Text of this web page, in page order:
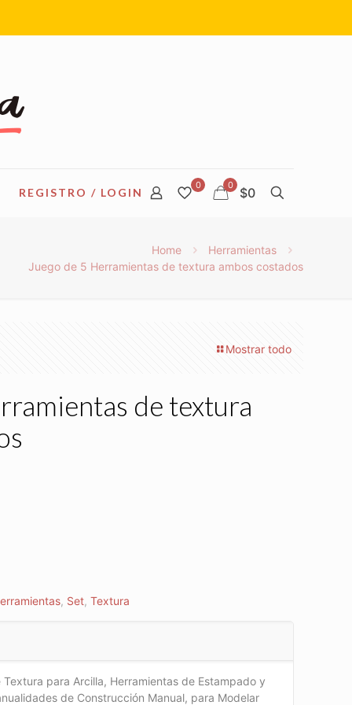
REGISTRO / LOGIN
0 0 $0
Home
Herramientas
Juego de 5 Herramientas de textura ambos costados
Mostrar todo
de textura
, Set, Textura
para Arcilla, Herramientas de Estampado y
de Construcción Manual, para Modelar